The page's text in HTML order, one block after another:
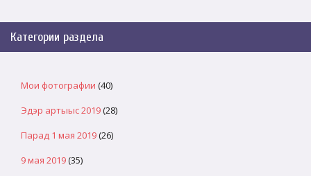
Категории раздела
Мои фотографии (40)
Эдэр артыыс 2019(28)
Парад 1 мая 2019(26)
9 мая 2019(35)